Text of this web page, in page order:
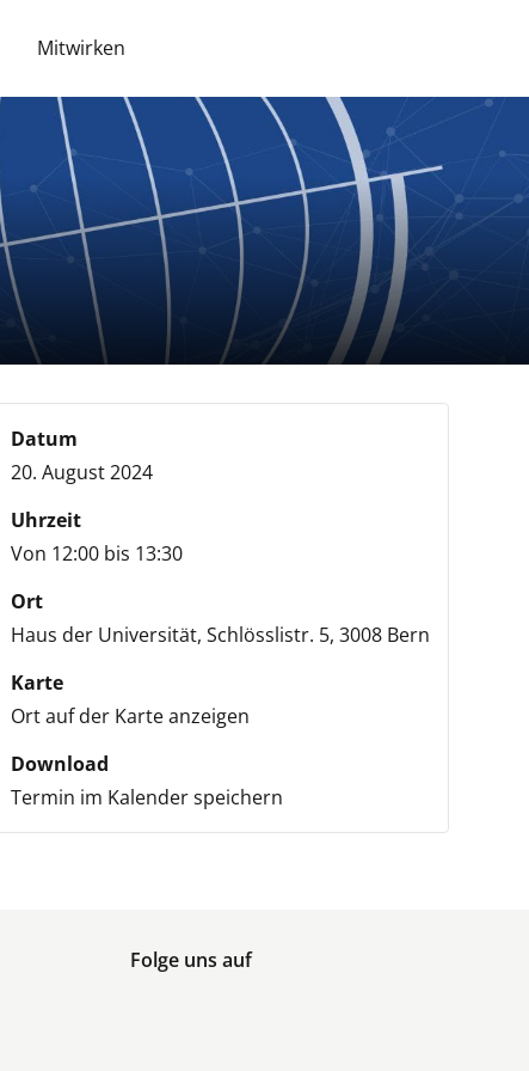
Mitwirken
Datum
20. August 2024
Uhrzeit
Von 12:00 bis 13:30
Ort
Haus der Universität, Schlösslistr. 5, 3008 Bern
Karte
Ort auf der Karte anzeigen
Download
Termin im Kalender speichern
Folge uns auf